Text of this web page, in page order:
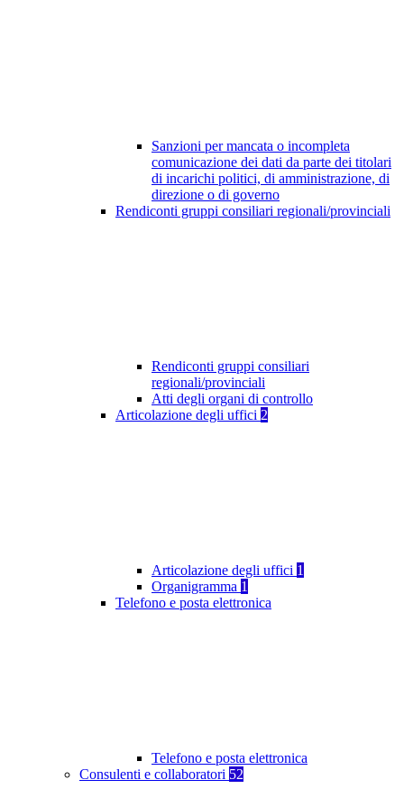
Sanzioni per mancata o incompleta
comunicazione dei dati da parte dei titolari
di incarichi politici, di amministrazione, di
direzione o di governo
Rendiconti gruppi consiliari regionali/provinciali
Rendiconti gruppi consiliari
regionali/provinciali
Atti degli organi di controllo
Articolazione degli uffici 2
Articolazione degli uffici 1
Organigramma 1
Telefono e posta elettronica
Telefono e posta elettronica
Consulenti e collaboratori 52